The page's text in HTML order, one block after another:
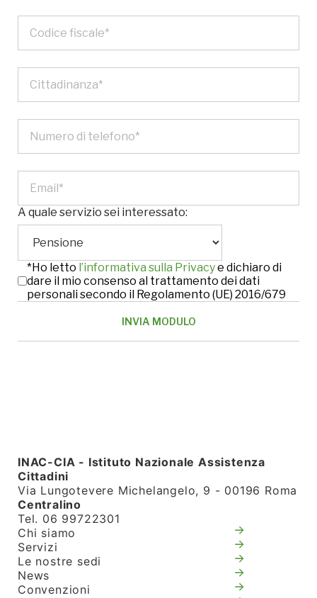
A quale servizio sei interessato:
*Ho letto l’informativa sulla Privacye dichiaro di
dare il mio consenso al trattamento dei dati
personali secondo il Regolamento (UE) 2016/679
INAC-CIA - Istituto Nazionale Assistenza
Cittadini
Via Lungotevere Michelangelo, 9 - 00196 Roma
Centralino
Tel. 06 99722301
Chi siamo
Servizi
Le nostre sedi
News
Convenzioni